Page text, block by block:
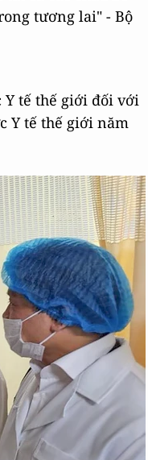
tương lai" - Bộ
Y tế thế giới đối với
Y tế thế giới năm